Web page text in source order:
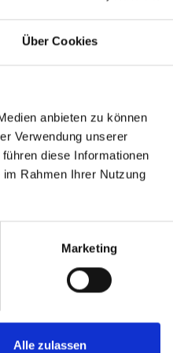
Über Cookies
anbieten zu können
Verwendung unserer
diese Informationen
Rahmen Ihrer Nutzung
Marketing
Alle zulassen
Fakten und
und
vor diesen
kannst, sondern
Formatierung
Erwartungen, und
Vorlage
große
wird die